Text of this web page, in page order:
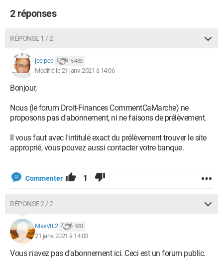
2 réponses
RÉPONSE 1 / 2
jee pee 5 483
Modifié le 21 janv. 2021 à 14:06
Bonjour,
Nous (le forum Droit-Finances CommentCaMarche) ne
proposons pas d'abonnement, ni ne faisons de prélèvement.
Il vous faut avec l'intitulé exact du prélèvement trouver le site
approprié, vous pouvez aussi contacter votre banque.
Commenter 1
RÉPONSE 2 / 2
MaxVIL2 981
21 janv. 2021 à 14:03
Vous n'avez pas d'abonnement ici. Ceci est un forum public.